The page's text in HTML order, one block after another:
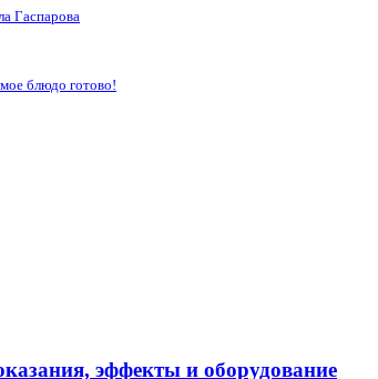
Гаспарова
блюдо готово!
эффекты и оборудование